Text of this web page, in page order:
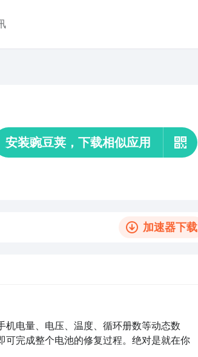
安装豌豆荚，下载相似应用
加速器下载
机电量、电压、温度、循环册数等动态数
可完成整个电池的修复过程。绝对是就在你